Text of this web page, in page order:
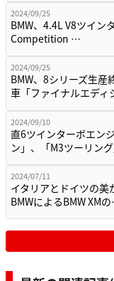
2024/09/25
BMW、4.4L V8ツイン
Competition …
2024/09/25
BMW、8シリーズ生産
車「ファイナルエデ
2024/09/10
直6ツインターボエン
ン」、「M3ツーリン
2024/07/11
イタリアとドイツの
BMWによるBMW XM